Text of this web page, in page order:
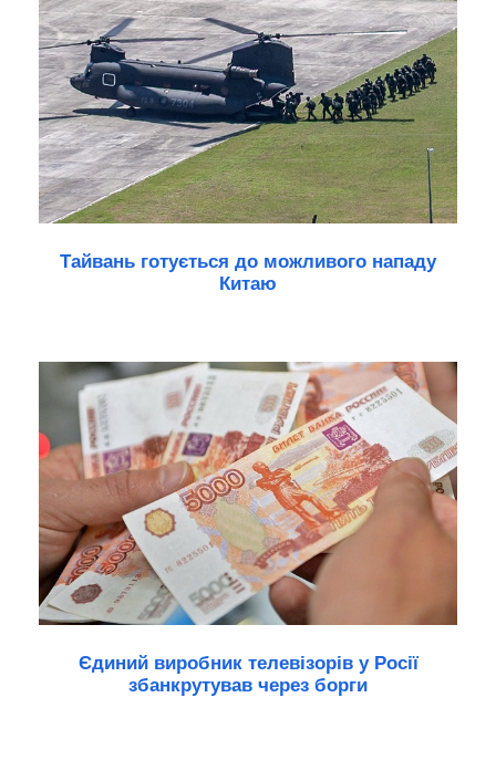
Тайвань готується до можливого нападу
Китаю
Єдиний виробник телевізорів у Росії
збанкрутував через борги